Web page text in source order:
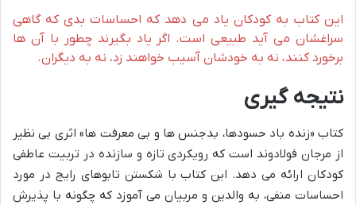
این کتاب به کودکان یاد می دهد که احساسات بدی که گاهی
سراغشان می آید طبیعی است. اگر یاد بگیرند چطور با آن ها
برخورد کنند، نه به خودشان آسیب خواهند زد، نه به دیگران.
نتیجه گیری
کتاب «زنده باد حسودها، بدجنس ها و بی معرفت ها» اثری بی نظیر
از مرجان فولادوند است که رویکردی تازه و سازنده در تربیت عاطفی
کودکان ارائه می دهد. این کتاب با شکستن تابوهای رایج در مورد
احساسات منفی، به والدین و مربیان می آموزد که چگونه با پذیرش